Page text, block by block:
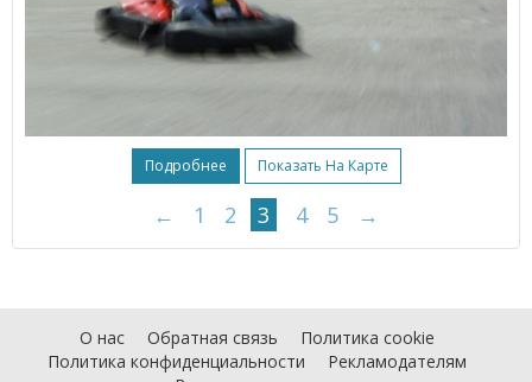
Подробнее Показать На Карте
← 1 2 3 4 5 →
О нас Обратная связь
Политика cookie
Политика конфиденциальности
Рекламодателям